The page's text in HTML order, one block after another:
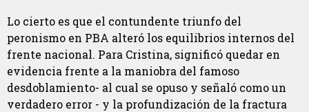
Lo cierto es que el contundente triunfo del
peronismo en PBA alteró los equilibrios internos del
frente nacional. Para Cristina, significó quedar en
evidencia frente a la maniobra del famoso
desdoblamiento- al cual se opuso y señaló como un
verdadero error - y la profundización de la fractura